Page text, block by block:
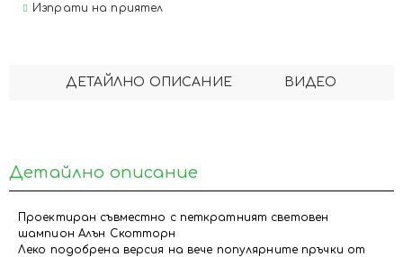
Изпрати на приятел
ДЕТАЙЛНО ОПИСАНИЕ ВИДЕО
Детайлно описание
Проектиран съвместно с петкратният световен
шампион Алън Скотторн
Леко подобрена версия на вече популярните пръчки от